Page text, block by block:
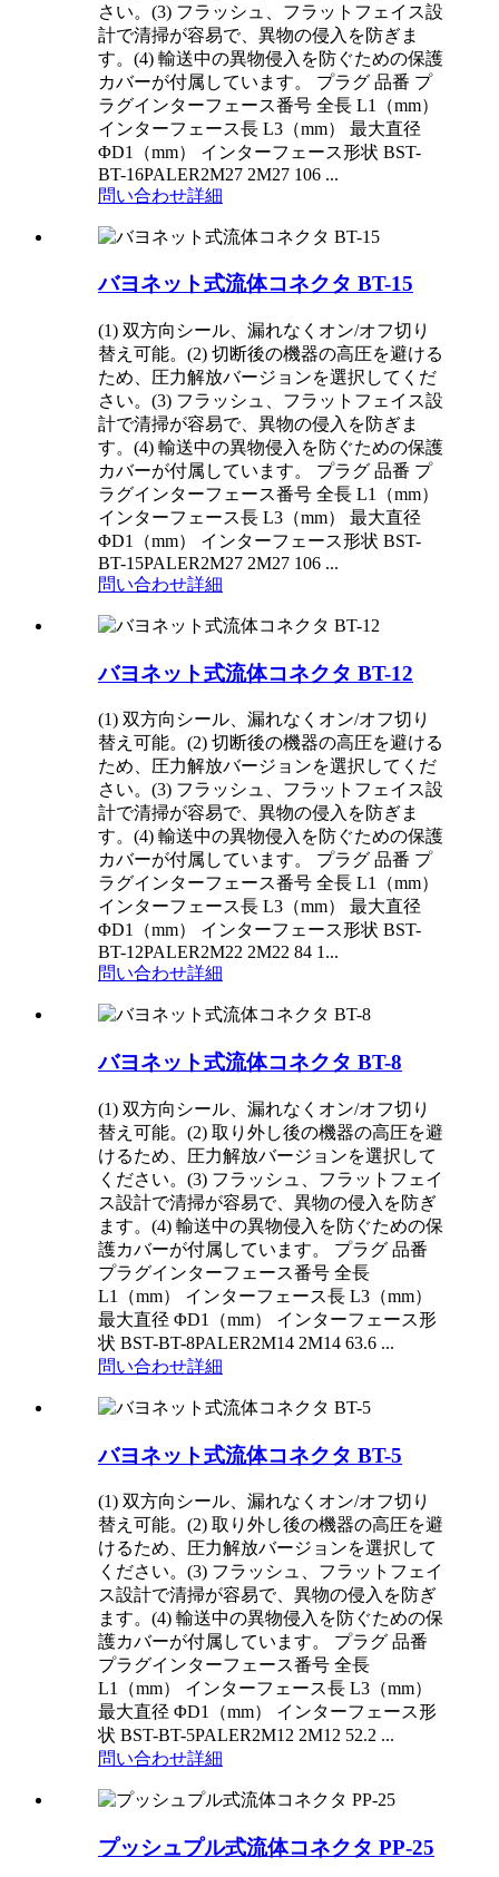
さい。(3) フラッシュ、フラットフェイス設
計で清掃が容易で、異物の侵入を防ぎま
す。(4) 輸送中の異物侵入を防ぐための保護
カバーが付属しています。 プラグ 品番 プ
ラグインターフェース番号 全長 L1（mm）
インターフェース長 L3（mm） 最大直径
ΦD1（mm） インターフェース形状 BST-
BT-16PALER2M27 2M27 106 ...
問い合わせ詳細
バヨネット式流体コネクタ BT-15
(1) 双方向シール、漏れなくオン/オフ切り
替え可能。(2) 切断後の機器の高圧を避ける
ため、圧力解放バージョンを選択してくだ
さい。(3) フラッシュ、フラットフェイス設
計で清掃が容易で、異物の侵入を防ぎま
す。(4) 輸送中の異物侵入を防ぐための保護
カバーが付属しています。 プラグ 品番 プ
ラグインターフェース番号 全長 L1（mm）
インターフェース長 L3（mm） 最大直径
ΦD1（mm） インターフェース形状 BST-
BT-15PALER2M27 2M27 106 ...
問い合わせ詳細
バヨネット式流体コネクタ BT-12
(1) 双方向シール、漏れなくオン/オフ切り
替え可能。(2) 切断後の機器の高圧を避ける
ため、圧力解放バージョンを選択してくだ
さい。(3) フラッシュ、フラットフェイス設
計で清掃が容易で、異物の侵入を防ぎま
す。(4) 輸送中の異物侵入を防ぐための保護
カバーが付属しています。 プラグ 品番 プ
ラグインターフェース番号 全長 L1（mm）
インターフェース長 L3（mm） 最大直径
ΦD1（mm） インターフェース形状 BST-
BT-12PALER2M22 2M22 84 1...
問い合わせ詳細
バヨネット式流体コネクタ BT-8
(1) 双方向シール、漏れなくオン/オフ切り
替え可能。(2) 取り外し後の機器の高圧を避
けるため、圧力解放バージョンを選択して
ください。(3) フラッシュ、フラットフェイ
ス設計で清掃が容易で、異物の侵入を防ぎ
ます。(4) 輸送中の異物侵入を防ぐための保
護カバーが付属しています。 プラグ 品番
プラグインターフェース番号 全長
L1（mm） インターフェース長 L3（mm）
最大直径 ΦD1（mm） インターフェース形
状 BST-BT-8PALER2M14 2M14 63.6 ...
問い合わせ詳細
バヨネット式流体コネクタ BT-5
(1) 双方向シール、漏れなくオン/オフ切り
替え可能。(2) 取り外し後の機器の高圧を避
けるため、圧力解放バージョンを選択して
ください。(3) フラッシュ、フラットフェイ
ス設計で清掃が容易で、異物の侵入を防ぎ
ます。(4) 輸送中の異物侵入を防ぐための保
護カバーが付属しています。 プラグ 品番
プラグインターフェース番号 全長
L1（mm） インターフェース長 L3（mm）
最大直径 ΦD1（mm） インターフェース形
状 BST-BT-5PALER2M12 2M12 52.2 ...
問い合わせ詳細
プッシュプル式流体コネクタ PP-25